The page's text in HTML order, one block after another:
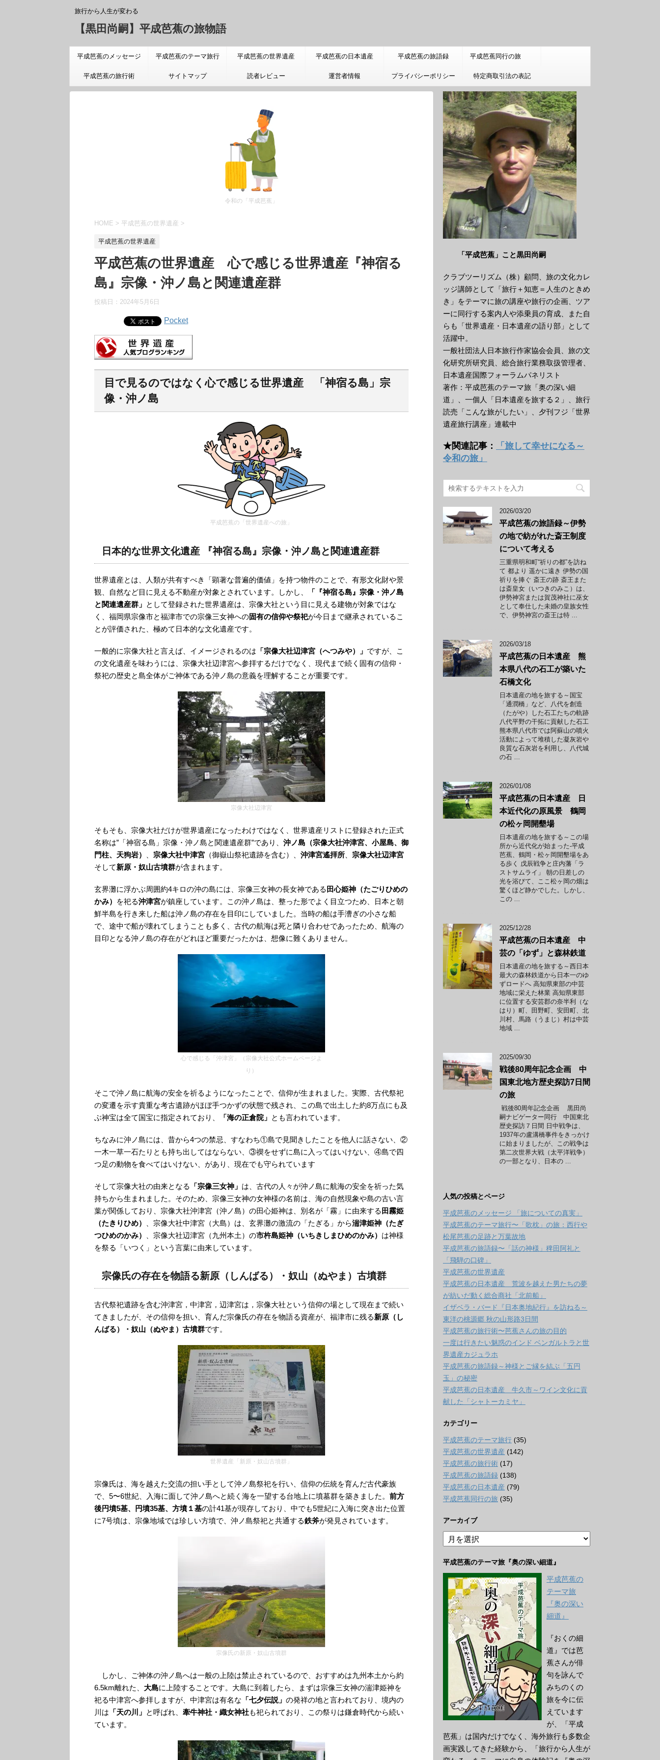
旅行から人生が変わる
【黒田尚嗣】平成芭蕉の旅物語
平成芭蕉のメッセージ
「旅についての真実」
平成芭蕉のテーマ旅行 平成芭蕉の世界遺産 平成芭蕉の日本遺産 平成芭蕉の旅語録 平成芭蕉同行の旅
平成芭蕉の旅行術 サイトマップ 読者レビュー 運営者情報 プライバシーポリシー 特定商取引法の表記
令和の「平成芭蕉」
HOME > 平成芭蕉の世界遺産 >
平成芭蕉の世界遺産
平成芭蕉の世界遺産 心で感じる世界遺産『神宿る
島』宗像・沖ノ島と関連遺産群
投稿日： 2024年5月6日
Pocket
目で見るのではなく心で感じる世界遺産 「神宿る島」宗
像・沖ノ島
平成芭蕉の「世界遺産への旅」
日本的な世界文化遺産 『神宿る島』宗像・沖ノ島と関連遺産群
世界遺産とは、人類が共有すべき「顕著な普遍的価値」を持つ物件のことで、有形文化財や景
観、自然など目に見える不動産が対象とされています。しかし、
「『神宿る島』宗像・沖ノ島
と関連遺産群」 として登録された世界遺産は、宗像大社という目に見える建物が対象ではな
く、福岡県宗像市と福津市での宗像三女神への固有の信仰や祭祀が今日まで継承されているこ
とが評価された、極めて日本的な文化遺産です。
一般的に宗像大社と言えば、イメージされるのは 「宗像大社辺津宮（へつみや）」 ですが、こ
の文化遺産を味わうには、宗像大社辺津宮へ参拝するだけでなく、現代まで続く固有の信仰・
祭祀の歴史と島全体がご神体である沖ノ島の意義を理解することが重要です。
宗像大社辺津宮
そもそも、宗像大社だけが世界遺産になったわけではなく、世界遺産リストに登録された正式
名称は”「神宿る島」宗像・沖ノ島と関連遺産群”であり、 沖ノ島（宗像大社沖津宮、小屋島、御
門柱、天狗岩）
宗像大社中津宮 （御嶽山祭祀遺跡を含む）、 沖津宮遙拝所
宗像大社辺津宮
そして新原・奴山古墳群が含まれます。
玄界灘に浮かぶ周囲約4キロの沖の島には、宗像三女神の長女神である 田心姫神（たごりひめの
かみ）
を祀る沖津宮が鎮座しています。この沖ノ島は、整った形でよく目立つため、日本と朝
鮮半島を行き来した船は沖ノ島の存在を目印にしていました。当時の船は手漕ぎの小さな船
で、途中で船が壊れてしまうことも多く、古代の航海は死と隣り合わせであったため、航海の
目印となる沖ノ島の存在がどれほど重要だったかは、想像に難くありません。
心で感じる「沖津宮」（宗像大社公式ホームページよ
り）
そこで沖ノ島に航海の安全を祈るようになったことで、信仰が生まれました。実際、古代祭祀
の変遷を示す貴重な考古遺跡がほぼ手つかずの状態で残され、この島で出土した約8万点にも及
ぶ神宝は全て国宝に指定されており、
「海の正倉院」 とも言われています。
ちなみに沖ノ島には、昔から4つの禁忌、すなわち①島で見聞きしたことを他人に話さない、②
一木一草一石たりとも持ち出してはならない、③禊をせずに島に入ってはいけない、④島で四
つ足の動物を食べてはいけない、があり、現在でも守られています
そして宗像大社の由来となる 「宗像三女神」 は、古代の人々が沖ノ島に航海の安全を祈った気
持ちから生まれました。そのため、宗像三女神の女神様の名前は、海の自然現象や島の古い言
葉が関係しており、宗像大社沖津宮（沖ノ島）の田心姫神は、別名が「霧」に由来する 田霧姫
（たきりひめ）
、宗像大社中津宮（大島）は、玄界灘の激流の「たぎる」から湍津姫神（たぎ
つひめのかみ）
、宗像大社辺津宮（九州本土）の市杵島姫神（いちきしまひめのかみ） は神様
を祭る「いつく」という言葉に由来しています。
宗像氏の存在を物語る新原（しんばる）・奴山（ぬやま）古墳群
古代祭祀遺跡を含む沖津宮，中津宮，辺津宮は，宗像大社という信仰の場として現在まで続い
てきましたが、その信仰を担い、育んだ宗像氏の存在を物語る資産が、福津市に残る新原（し
んばる）・奴山（ぬやま）古墳群です。
世界遺産「新原・奴山古墳群」
宗像氏は、海を越えた交流の担い手として沖ノ島祭祀を行い、信仰の伝統を育んだ古代豪族
で、5〜6世紀、入海に面して沖ノ島へと続く海を一望する台地上に墳墓群を築きました。 前方
後円墳5基、円墳35基、方墳１基の計41基が現存しており、中でも5世紀に入海に突き出た位置
に7号墳は、宗像地域では珍しい方墳で、沖ノ島祭祀と共通する鉄斧が発見されています。
宗像氏の新原・奴山古墳群
しかし、ご神体の沖ノ島へは一般の上陸は禁止されているので、おすすめは九州本土から約
6.5km離れた、 大島に上陸することです。大島に到着したら、まずは宗像三女神の湍津姫神を
祀る中津宮へ参拝しますが、中津宮は有名な 「七夕伝説」 の発祥の地と言われており、境内の
川は 「天の川」 と呼ばれ、 牽牛神社・織女神社も祀られており、この祭りは鎌倉時代から続い
ています。
「平成芭蕉」こと黒田尚嗣
クラブツーリズム（株）顧問、旅の文化カレ
ッジ講師として「旅行＋知恵＝人生のときめ
き」をテーマに旅の講座や旅行の企画、ツア
ーに同行する案内人や添乗員の育成、また自
らも「世界遺産・日本遺産の語り部」として
活躍中。
一般社団法人日本旅行作家協会会員、旅の文
化研究所研究員、総合旅行業務取扱管理者、
日本遺産国際フォーラムパネリスト
著作：平成芭蕉のテーマ旅「奥の深い細
道」、一個人「日本遺産を旅する２」、旅行
読売「こんな旅がしたい」、夕刊フジ「世界
遺産旅行講座」連載中
★関連記事：
「旅して幸せになる～
令和の旅」
2026/03/20
平成芭蕉の旅語録～伊勢
の地で紡がれた斎王制度
について考える
三重県明和町“祈りの都”を訪ね
て 都より 遥かに遠き 伊勢の国
祈りを捧ぐ 斎王の跡 斎王また
は斎皇女（いつきのみこ）は、
伊勢神宮または賀茂神社に巫女
として奉仕した未婚の皇族女性
で、伊勢神宮の斎王は特 ...
2026/03/18
平成芭蕉の日本遺産 熊
本県八代の石工が築いた
石橋文化
日本遺産の地を旅する～国宝
「通潤橋」など、八代を創造
（たがや）した石工たちの軌跡
八代平野の干拓に貢献した石工
熊本県八代市では阿蘇山の噴火
活動によって堆積した凝灰岩や
良質な石灰岩を利用し、八代城
の石 ...
2026/01/08
平成芭蕉の日本遺産 日
本近代化の原風景 鶴岡
の松ヶ岡開墾場
日本遺産の地を旅する～この場
所から近代化が始まった-平成
芭蕉、鶴岡・松ヶ岡開墾場をあ
る歩く 戊辰戦争と庄内藩「ラ
ストサムライ」 朝の日差しの
光を浴びて、ここ松ヶ岡の畑は
驚くほど静かでした。しかし、
この ...
2025/12/28
平成芭蕉の日本遺産 中
芸の「ゆず」と森林鉄道
日本遺産の地を旅する～西日本
最大の森林鉄道から日本一のゆ
ずロードへ 高知県東部の中芸
地域に栄えた林業 高知県東部
に位置する安芸郡の奈半利（な
はり）町、田野町、安田町、北
川村、馬路（うまじ）村は中芸
地域 ...
2025/09/30
戦後80周年記念企画 中
国東北地方歴史探訪7日間
の旅
戦後80周年記念企画 黒田尚
嗣ナビゲーター同行 中国東北
歴史探訪７日間 日中戦争は、
1937年の盧溝橋事件をきっかけ
に始まりましたが、この戦争は
第二次世界大戦（太平洋戦争）
の一部となり、日本の ...
人気の投稿とページ
平成芭蕉のメッセージ 「旅についての真実」
平成芭蕉のテーマ旅行〜「歌枕」の旅：西行や
松尾芭蕉の足跡と万葉故地
平成芭蕉の旅語録〜「話の神様」稗田阿礼と
「飛騨の口碑」
平成芭蕉の世界遺産
平成芭蕉の日本遺産 荒波を越えた男たちの夢
が紡いだ動く総合商社「北前船」
イザベラ・バード『日本奥地紀行』を訪ねる～
東洋の桃源郷 秋の山形路3日間
平成芭蕉の旅行術〜芭蕉さんの旅の目的
一度は行きたい魅惑のインド ベンガルトラと世
界遺産カジュラホ
平成芭蕉の旅語録～神様とご縁を結ぶ「五円
玉」の秘密
平成芭蕉の日本遺産 牛久市～ワイン文化に貢
献した「シャトーカミヤ」
カテゴリー
平成芭蕉のテーマ旅行 (35)
平成芭蕉の世界遺産 (142)
平成芭蕉の旅行術 (17)
平成芭蕉の旅語録 (138)
平成芭蕉の日本遺産 (79)
平成芭蕉同行の旅 (35)
アーカイブ
ア
ー
イ
ブ
平成芭蕉のテーマ旅『奥の深い細道』
平成芭蕉の
テーマ旅
『奥の深い
細道』
『おくの細
道』では芭
蕉さんが俳
句を詠んで
みちのくの
旅を今に伝
えています
が、「平成
芭蕉」は国内だけでなく、海外旅行も多数企
画実践してきた経験から、「旅行から人生が